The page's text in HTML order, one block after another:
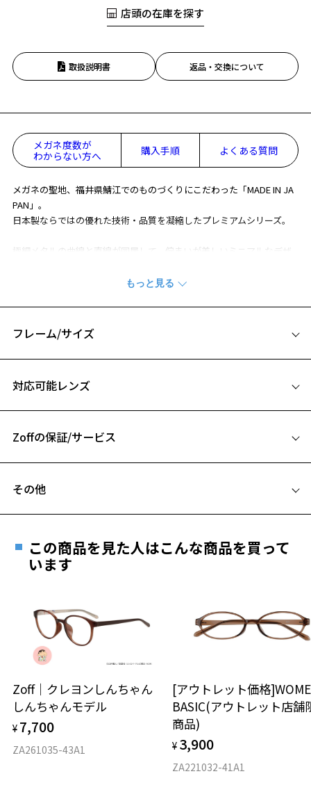
店頭の在庫を探す
取扱説明書 返品・交換について
メガネ度数が
わからない方へ
購入手順 よくある質問
メガネの聖地、福井県鯖江でのものづくりにこだわった「MADE IN JA
PAN」。
日本製ならではの優れた技術・品質を凝縮したプレミアムシリーズ。
極細メタルの曲線と直線が同居して、佇まいが美しいミニマルなデザ
日本製ならではのディテールが随所に上品な輝きを放ちます。
※この商品はWEB限定で販売している商品になります。
※柄や色味の出方に個体差があり、画像と異なる場合がございます。
日本製シリーズ「MADE IN JAPAN」ページをみる
フレーム/サイズ
B ブリッジ(鼻部分)の横幅：19mm
お持ちのZoffメガネサイズを確認するには？
仕上がり寸法
D 仕上がりの横幅：約135mm
対応可能レンズ
フレームとレンズの合計料金を知りたい方へ
Zoffの保証/サービス
安心1 フレーム１年間品質保証
きます。
※保証期間内に交換が行われた場合、保証期間は初期の期間から
延長されません。
安心2 視力測定無料
視力の変化を早めに発見するために、定期的な視
力測定をおすすめいたします。
安心3 かかり具合調整無料
その他
ご希望のお客さまは、「レンズ交換券」をお選びのうえ、
最寄りのZoff実店舗にてレンズをお買い求めください。
※サングラスやパッケージ品では「レンズ交換券」はお選び
談ください。
＜メガネの度数情報がわからない方へ＞
オンラインストアでフレームのみ購入して、
実店舗で度付きにできます
ご購入時に「レンズ交換券」をお選びいただくと、実店舗で
度数を測定のうえ、度付きレンズ（標準セットレンズ）へ無
この商品を見た人はこんな商品を買って
います
Zoff｜クレヨンしんちゃん
しんちゃんモデル
¥ 7,700
ZA261035-43A1
[アウトレット価格
BASIC(アウトレット店舗
商品)
¥ 3,900
ZA221032-41A1